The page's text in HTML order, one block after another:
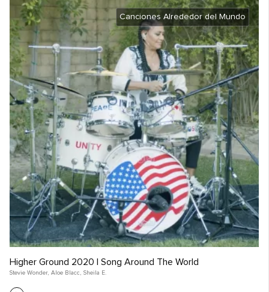
Canciones Alrededor del Mundo
Higher Ground 2020 | Song Around The World
Stevie Wonder, Aloe Blacc , Sheila E.